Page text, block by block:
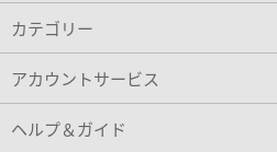
カテゴリー
アカウントサービス
ヘルプ＆ガイド